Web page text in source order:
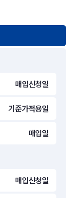
매입신청일
기준가적용일
매입일
매입신청일